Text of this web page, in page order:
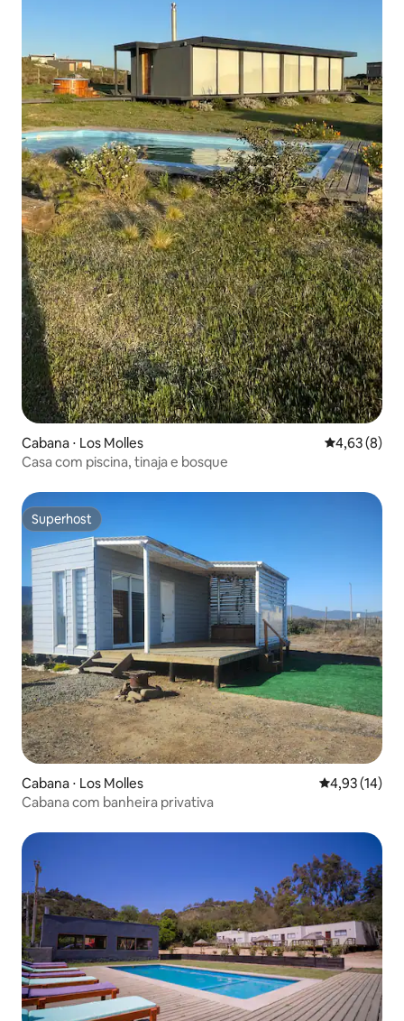
Cabana ⋅ Los Molles 4,63 de uma
4,63 (8)
Casa com piscina, tinaja e bosque
Superhost
Superhost
Cabana ⋅ Los Molles 4,93 de uma
4,93 (14)
Cabana com banheira privativa